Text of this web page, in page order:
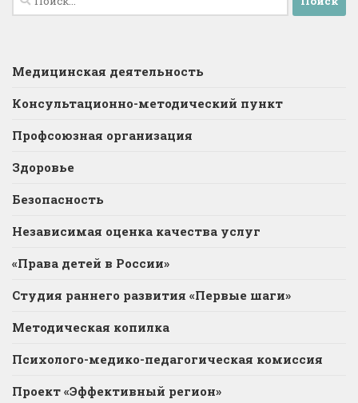
Медицинская деятельность
Консультационно-методический пункт
Профсоюзная организация
Здоровье
Безопасность
Независимая оценка качества услуг
«Права детей в России»
Студия раннего развития «Первые шаги»
Методическая копилка
Психолого-медико-педагогическая комиссия
Проект «Эффективный регион»